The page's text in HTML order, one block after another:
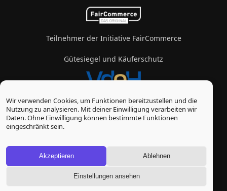
Wir verwenden Cookies, um Funktionen bereitzustellen und die
Nutzung zu analysieren. Mit deiner Einwilligung verarbeiten wir
Daten. Ohne Einwilligung können bestimmte Funktionen
eingeschränkt sein.
Akzeptieren Ablehnen
Einstellungen ansehen
Teilnehmer der Initiative FairCommerce
Gütesiegel und Käuferschutz
Mitglied im Verband des eZigarettenhandels
© Vape-Laden 2026
Versandkosten , wenn nicht anders beschrieben